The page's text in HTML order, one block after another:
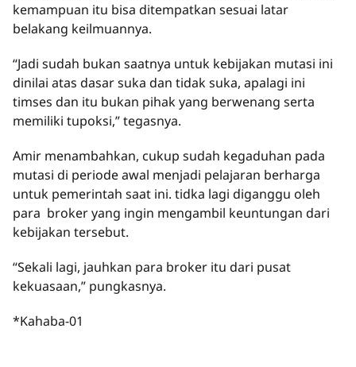
kemampuan itu bisa ditempatkan sesuai latar
belakang keilmuannya.
“Jadi sudah bukan saatnya untuk kebijakan mutasi ini
dinilai atas dasar suka dan tidak suka, apalagi ini
timses dan itu bukan pihak yang berwenang serta
memiliki tupoksi,” tegasnya.
Amir menambahkan, cukup sudah kegaduhan pada
mutasi di periode awal menjadi pelajaran berharga
untuk pemerintah saat ini. tidka lagi diganggu oleh
para broker yang ingin mengambil keuntungan dari
kebijakan tersebut.
“Sekali lagi, jauhkan para broker itu dari pusat
kekuasaan,” pungkasnya.
*Kahaba-01